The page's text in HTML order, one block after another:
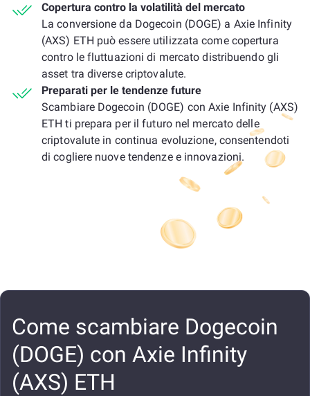
Copertura contro la volatilità del mercato
La conversione da Dogecoin (DOGE) a Axie Infinity
(AXS) ETH può essere utilizzata come copertura
contro le fluttuazioni di mercato distribuendo gli
asset tra diverse criptovalute.
Preparati per le tendenze future
Scambiare Dogecoin (DOGE) con Axie Infinity (AXS)
ETH ti prepara per il futuro nel mercato delle
criptovalute in continua evoluzione, consentendoti
di cogliere nuove tendenze e innovazioni.
Come scambiare Dogecoin
(DOGE) con Axie Infinity
(AXS) ETH